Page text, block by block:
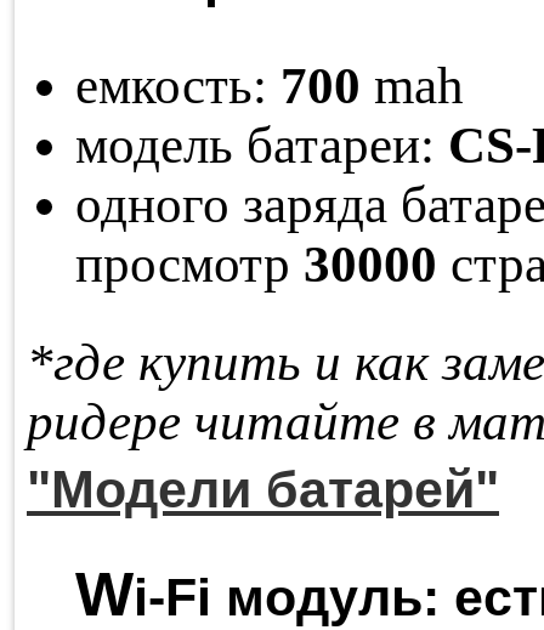
емкость: 700 mah
модель батареи:
одного заряда
про­смотр 30000
*где купить и как
ри­де­ре чи­тай­те в
"Модели батарей"
Wi-Fi модуль: